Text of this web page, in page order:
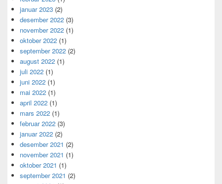
januar 2023 (2)
desember 2022 (3)
november 2022 (1)
oktober 2022 (1)
september 2022 (2)
august 2022 (1)
juli 2022 (1)
juni 2022 (1)
mai 2022 (1)
april 2022 (1)
mars 2022 (1)
februar 2022 (3)
januar 2022 (2)
desember 2021 (2)
november 2021 (1)
oktober 2021 (1)
september 2021 (2)